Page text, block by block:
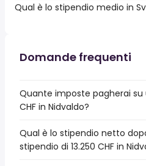
Qual è lo stipendio medio in
Domande frequenti
Quante imposte pagherai su
CHF in Nidvaldo?
Qual è lo stipendio netto
stipendio di 13.250 CHF in